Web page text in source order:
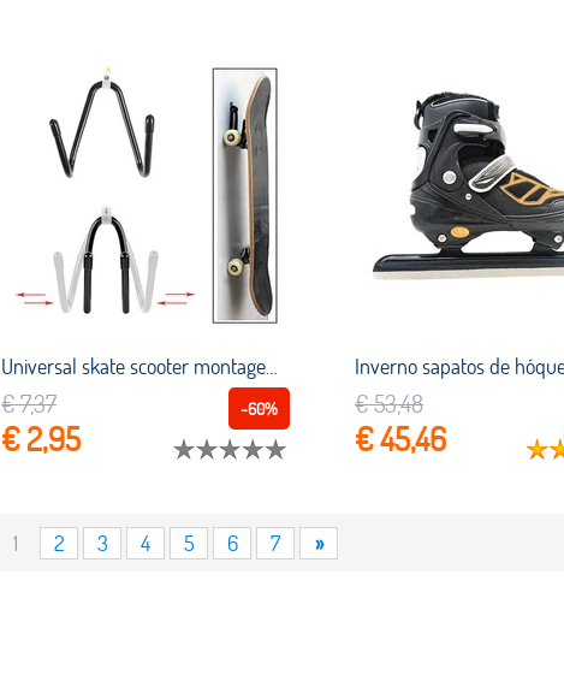
Universal skate scooter montagem na parede gancho skate display flexível cabide de parede garagem longboard armazenamento rack exibição
-60%
€ 7,37
€ 2,95
€ 53,48
€ 45,46
1 2 3 4 5 6 7 »